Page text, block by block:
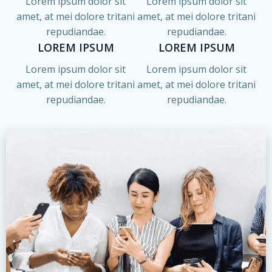
amet, at mei dolore tritani
repudiandae.
amet, at mei dolore tritani
repudiandae.
LOREM IPSUM
Lorem ipsum dolor sit
amet, at mei dolore tritani
repudiandae.
LOREM IPSUM
Lorem ipsum dolor sit
amet, at mei dolore tritani
repudiandae.